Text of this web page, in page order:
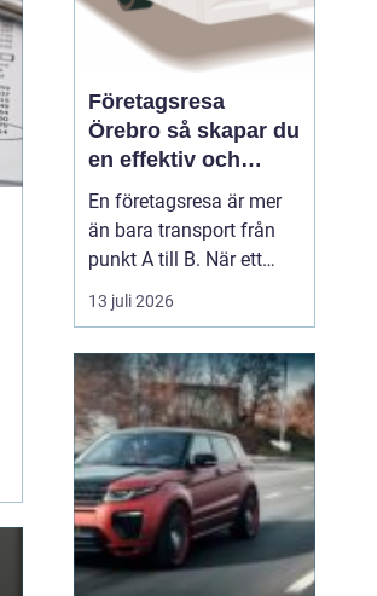
Företagsresa
Örebro så skapar du
en effektiv och
minnesvärd resa
En företagsresa är mer
än bara transport från
punkt A till B. När ett
företag planerar en resa
för medarbetare eller
att bygga relationer,
stärka varumärket och
använda tiden på resan
på ett klokt sätt. När
startpunkten är Örebr...
13 juli 2026